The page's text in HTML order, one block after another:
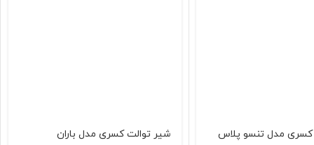
کسری مدل تنسو پلاس شیر توالت کسری مدل باران